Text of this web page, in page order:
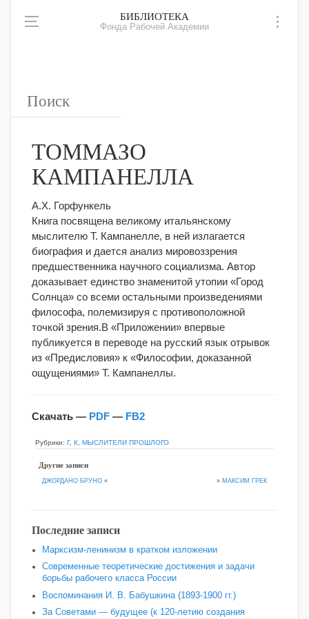
БИБЛИОТЕКА
Фонда Рабочей Академии
ТОММАЗО
КАМПАНЕЛЛА
А.Х. Горфункель
Книга посвящена великому итальянскому
мыслителю Т. Кампанелле, в ней излагается
биография и дается анализ мировоззрения
предшественника научного социализма. Автор
доказывает единство знаменитой утопии «Город
Солнца» со всеми остальными произведениями
философа, полемизируя с противоположной
точкой зрения.В «Приложении» впервые
публикуется в переводе на русский язык отрывок
из «Предисловия» к «Философии, доказанной
ощущениями» Т. Кампанеллы.
Скачать — PDF — FB2
Рубрики: Г, К МЫСЛИТЕЛИ ПРОШЛОГО
Другие записи
ДЖОРДАНО БРУНО « » МАКСИМ ГРЕК
Последние записи
Марксизм-ленинизм в кратком изложении
Современные теоретические достижения и задачи
борьбы рабочего класса России
Воспоминания И. В. Бабушкина (1893-1900 гг.)
За Советами — будущее (к 120‑летию создания